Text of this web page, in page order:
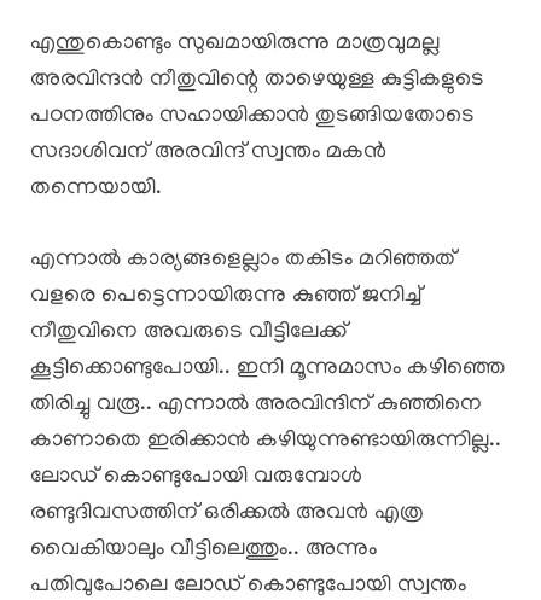
എന്തുകൊണ്ടും സുഖമായിരുന്നു മാത്രവുമല്ല
അരവിന്ദൻ നീതുവിന്റെ താഴെയുള്ള കുട്ടികളുടെ
പഠനത്തിനും സഹായിക്കാൻ തുടങ്ങിയതോടെ
സദാശിവന് അരവിന്ദ് സ്വന്തം മകൻ
തന്നെയായി.
എന്നാൽ കാര്യങ്ങളെല്ലാം തകിടം മറിഞ്ഞത്
വളരെ പെട്ടെന്നായിരുന്നു കുഞ്ഞ് ജനിച്ച്
നീതുവിനെ അവരുടെ വീട്ടിലേക്ക്
കൂട്ടിക്കൊണ്ടുപോയി.. ഇനി മൂന്നുമാസം കഴിഞ്ഞെ
തിരിച്ചു വരൂ.. എന്നാൽ അരവിന്ദിന് കുഞ്ഞിനെ
കാണാതെ ഇരിക്കാൻ കഴിയുന്നുണ്ടായിരുന്നില്ല..
ലോഡ് കൊണ്ടുപോയി വരുമ്പോൾ
രണ്ടുദിവസത്തിന് ഒരിക്കൽ അവൻ എത്ര
വൈകിയാലും വീട്ടിലെത്തും.. അന്നും
പതിവുപോലെ ലോഡ് കൊണ്ടുപോയി സ്വന്തം